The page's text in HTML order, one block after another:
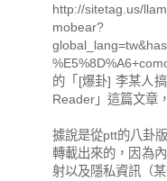
http://sitetag.us/
mobear?
的「[爆卦] 李某人
Reader」這篇文章，
據說是從ptt的八卦
轉載出來的，因為
射以及隱私資訊（